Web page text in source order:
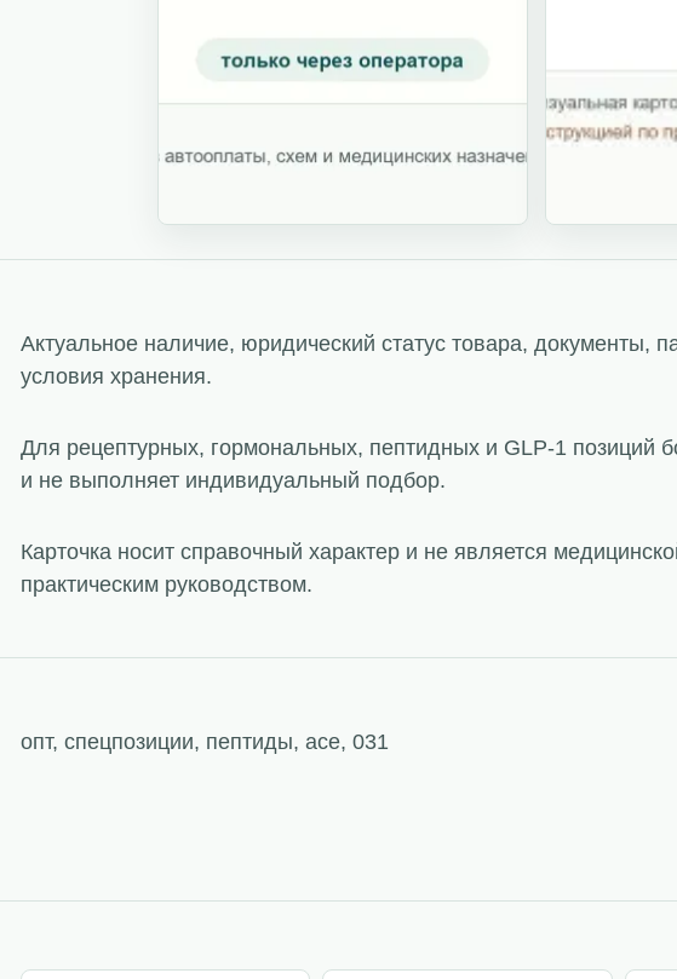
Актуальное наличие, юридический статус товара, документы,
условия хранения.
Для рецептурных, гормональных, пептидных и GLP-1 позиций
и не выполняет индивидуальный подбор.
Карточка носит справочный характер и не является
практическим руководством.
опт, спецпозиции, пептиды, ace, 031